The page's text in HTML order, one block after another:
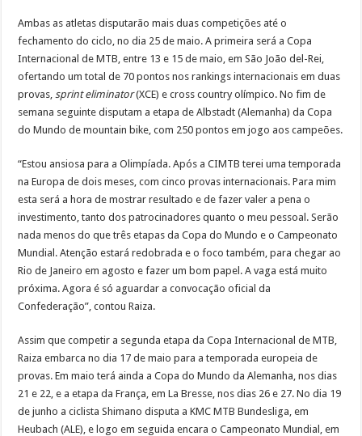
Ambas as atletas disputarão mais duas competições até o
fechamento do ciclo, no dia 25 de maio. A primeira será a Copa
Internacional de MTB, entre 13 e 15 de maio, em São João del-Rei,
ofertando um total de 70 pontos nos rankings internacionais em duas
provas, sprint eliminator(XCE) e cross country olímpico. No fim de
semana seguinte disputam a etapa de Albstadt (Alemanha) da Copa
do Mundo de mountain bike, com 250 pontos em jogo aos campeões.
“Estou ansiosa para a Olimpíada. Após a CIMTB terei uma temporada
na Europa de dois meses, com cinco provas internacionais. Para mim
esta será a hora de mostrar resultado e de fazer valer a pena o
investimento, tanto dos patrocinadores quanto o meu pessoal. Serão
nada menos do que três etapas da Copa do Mundo e o Campeonato
Mundial. Atenção estará redobrada e o foco também, para chegar ao
Rio de Janeiro em agosto e fazer um bom papel. A vaga está muito
próxima. Agora é só aguardar a convocação oficial da
Confederação”, contou Raiza.
Assim que competir a segunda etapa da Copa Internacional de MTB,
Raiza embarca no dia 17 de maio para a temporada europeia de
provas. Em maio terá ainda a Copa do Mundo da Alemanha, nos dias
21 e 22, e a etapa da França, em La Bresse, nos dias 26 e 27. No dia 19
de junho a ciclista Shimano disputa a KMC MTB Bundesliga, em
Heubach (ALE), e logo em seguida encara o Campeonato Mundial, em